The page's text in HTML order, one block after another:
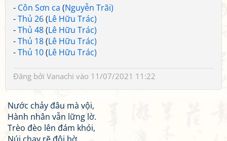
- Côn Sơn ca (Nguyễn Trãi)
-Thủ 26(Lê Hữu Trác)
-Thủ 48(Lê Hữu Trác)
-Thủ 18(Lê Hữu Trác)
-Thủ 10(Lê Hữu Trác)
Đăng bởi Vanachi vào 11/07/2021 11:22
Nước chảy đâu mà vội,
Hành nhân vẫn lững lờ.
Trèo đèo lên đám khói,